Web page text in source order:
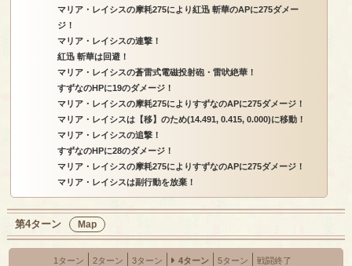
マリア・レイシスの摩耗275により紅迅 斬華のAPに275ダメー
ジ！
マリア・レイシスの連撃！
紅迅 斬華は回避！
マリア・レイシスの蒼雷式電磁投射砲・雷吠絶華！
すずなのHPに19のダメージ！
マリア・レイシスの摩耗275によりすずなのAPに275ダメージ！
マリア・レイシスは【移】のため(14.491, 0.415, 0.000)に移動！
マリア・レイシスの追撃！
すずなのHPに28のダメージ！
マリア・レイシスの摩耗275によりすずなのAPに275ダメージ！
マリア・レイシスは副行動を放棄！
第4ターン Map
1ターン 2ターン 3ターン 4ターン 5ターン 戦闘終了